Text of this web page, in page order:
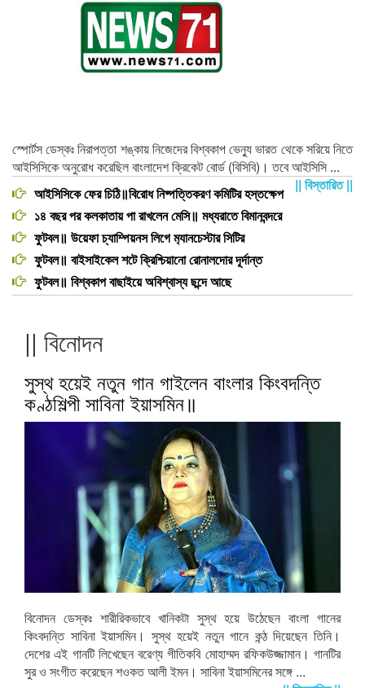
স্পোর্টস ডেস্কঃ নিরাপত্তা শঙ্কায় নিজেদের বিশ্বকাপ ভেন্যু ভারত থেকে সরিয়ে নিতে
আইসিসিকে অনুরোধ করেছিল বাংলাদেশ ক্রিকেট বোর্ড (বিসিবি)। তবে আইসিসি ...
|| বিস্তারিত ||
আইসিসিকে ফের চিঠি॥বিরোধ নিষ্পত্তিকরণ কমিটির হস্তক্ষেপ
১৪ বছর পর কলকাতায় পা রাখলেন মেসি॥ মধ্যরাতে বিমানবন্দরে
ফুটবল॥ উয়েফা চ্যাম্পিয়নস লিগে ম‍্যানচেস্টার সিটির
ফুটবল॥ বাইসাইকেল শটে ক্রিশ্চিয়ানো রোনালদোর দূর্দান্ত
ফুটবল॥ বিশ্বকাপ বাছাইয়ে অবিশ্বাস্য ছন্দে আছে
|| বিনোদন
সুস্থ হয়েই নতুন গান গাইলেন বাংলার কিংবদন্তি
কণ্ঠশিল্পী সাবিনা ইয়াসমিন॥
বিনোদন ডেস্কঃ শারীরিকভাবে খানিকটা সুস্থ হয়ে উঠেছেন বাংলা গানের
কিংবদন্তি সাবিনা ইয়াসমিন। সুস্থ হয়েই নতুন গানে কন্ঠ দিয়েছেন তিনি।
দেশের এই গানটি লিখেছেন বরেণ্য গীতিকবি মোহাম্মদ রফিকউজ্জামান। গানটির
সুর ও সংগীত করেছেন শওকত আলী ইমন। সাবিনা ইয়াসমিনের সঙ্গে ...